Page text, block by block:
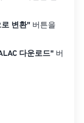
변환" 버튼을
다운로드" 버